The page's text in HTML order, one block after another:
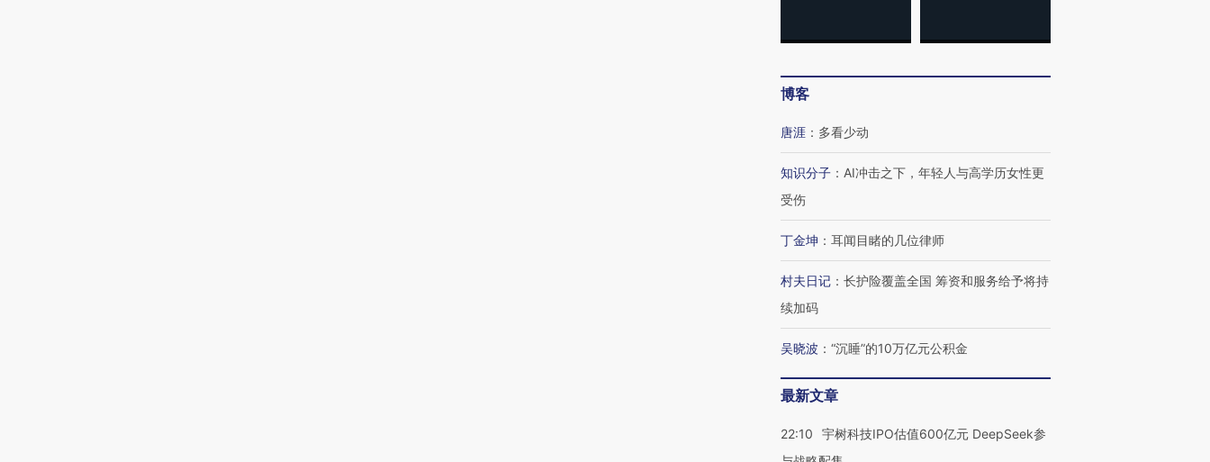
博客
唐涯 ： 多看少动
知识分子 ： AI冲击之下，年轻人与高学历女性更
受伤
丁金坤 ： 耳闻目睹的几位律师
村夫日记 ： 长护险覆盖全国 筹资和服务给予将持
续加码
吴晓波 ： “沉睡”的10万亿元公积金
最新文章
22:10
宇树科技IPO估值600亿元 DeepSeek参